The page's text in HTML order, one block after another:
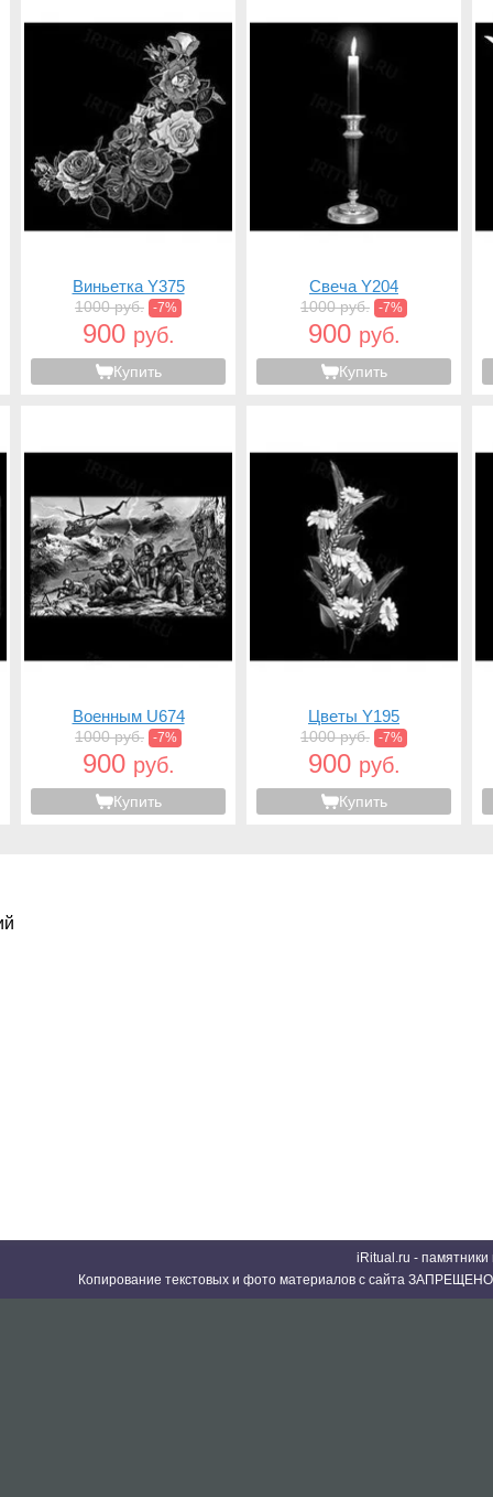
Виньетка Y375
1000 руб. -7%
900 руб.
Купить
Свеча Y204
1000 руб. -7%
900 руб.
Купить
Военным U674
1000 руб. -7%
900 руб.
Купить
Цветы Y195
1000 руб. -7%
900 руб.
Купить
iRitual.ru -
Копирование текстовых и фото материалов с сайта